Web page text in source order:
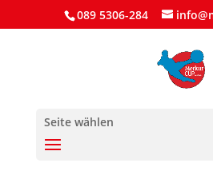
089 5306-284
Seite wählen